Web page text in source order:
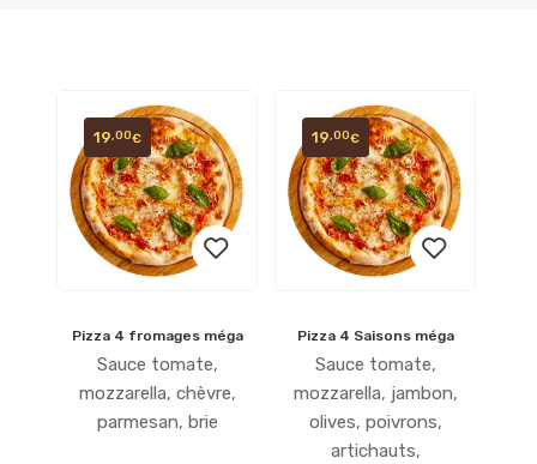
Ajouter
à la
Pizza 4 fromages méga
Sauce tomate,
mozzarella, chèvre,
parmesan, brie
19,00€
Ajouter
à la
liste
Pizza 4 Saisons méga
Sauce tomate,
mozzarella, jambon,
olives, poivrons,
artichauts,
19,00€